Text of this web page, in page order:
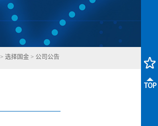
> 选择国金 > 公司公告